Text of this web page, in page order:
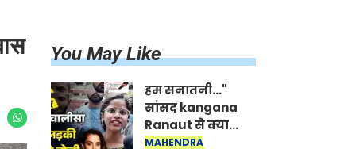
You May Like
हम सनातनी..."
सांसद kangana
Ranaut से क्या
बोली लड़की? Viral
MAHENDRA